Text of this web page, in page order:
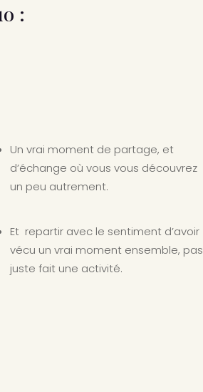
:
Un vrai moment de partage, et
d’échange où vous vous découvrez
un peu autrement.
Et repartir avec le sentiment d’avoir
vécu un vrai moment ensemble, pas
juste fait une activité.